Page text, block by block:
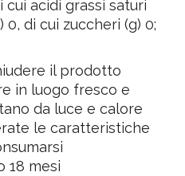
cui acidi grassi saturi
0, di cui zuccheri (g) 0;
il prodotto
in luogo fresco e
da luce e calore
le caratteristiche
18 mesi